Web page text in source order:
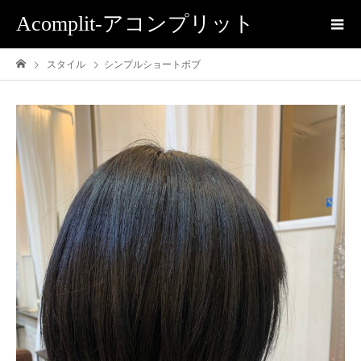
Acomplit-アコンプリット
スタイル シンプルショートボブ